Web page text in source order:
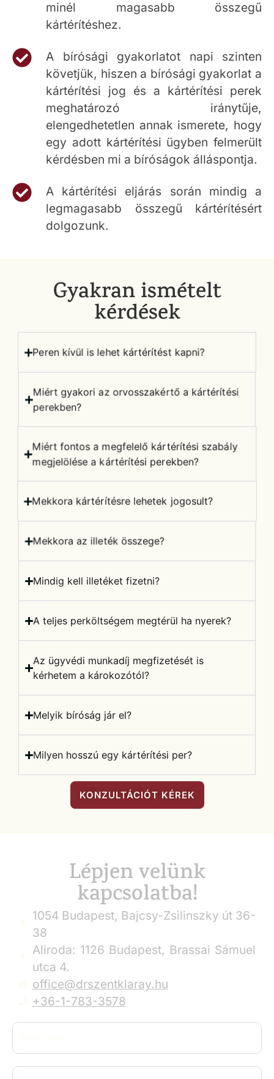
minél magasabb összegű
kártérítéshez.
A bírósági gyakorlatot napi szinten
követjük, hiszen a bírósági gyakorlat a
kártérítési jog és a kártérítési perek
meghatározó iránytűje,
elengedhetetlen annak ismerete, hogy
egy adott kártérítési ügyben felmerült
kérdésben mi a bíróságok álláspontja.
A kártérítési eljárás során mindig a
legmagasabb összegű kártérítésért
dolgozunk.
Gyakran ismételt
kérdések
Peren kívül is lehet kártérítést kapni?
Miért gyakori az orvosszakértő a kártérítési
perekben?
Miért fontos a megfelelő kártérítési szabály
megjelölése a kártérítési perekben?
Mekkora kártérítésre lehetek jogosult?
Mekkora az illeték összege?
Mindig kell illetéket fizetni?
A teljes perköltségem megtérül ha nyerek?
Az ügyvédi munkadíj megfizetését is
kérhetem a károkozótól?
Melyik bíróság jár el?
Milyen hosszú egy kártérítési per?
KONZULTÁCIÓT KÉREK
Lépjen velünk
kapcsolatba!
1054 Budapest, Bajcsy-Zsilinszky út 36-
38
Aliroda: 1126 Budapest, Brassai Sámuel
utca 4.
office@drszentklaray.hu
+36-1-783-3578